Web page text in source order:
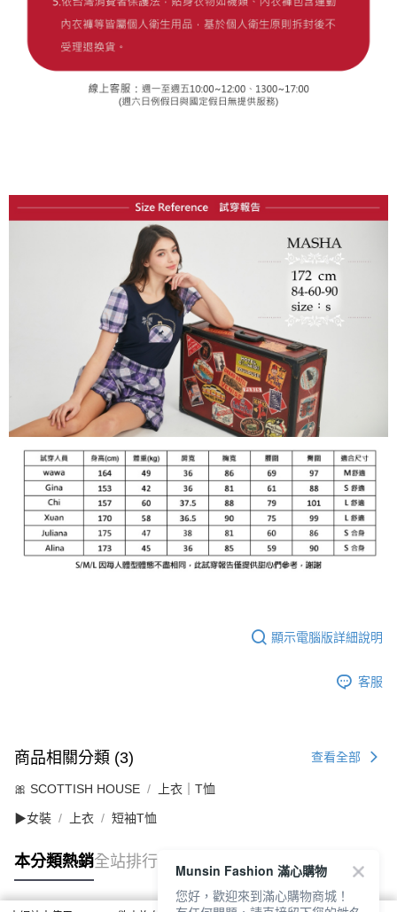
顯示電腦版詳細說明
客服
商品相關分類 (3) 查看全部
🎀 SCOTTISH HOUSE 上衣｜T恤
▶女裝 上衣 短袖T恤
本分類熱銷全站排行
Munsin Fashion 滿心購物
您好，歡迎來到滿心購物商城！